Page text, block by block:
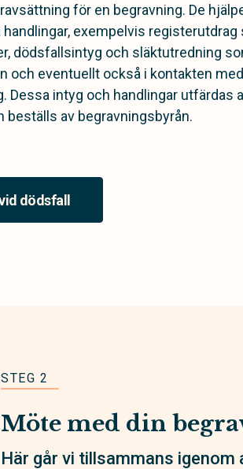
för en begravning. De
handlingar, exempelvis
dödsfallsintyg och släktutredning
och eventuellt också i kontakten med
Dessa intyg och handlingar utfärdas
beställs av begravningsbyrån.
dödsfall
STEG 2
Möte med din
Här går vi tillsammans